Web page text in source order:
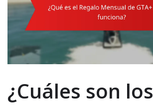
¿Cuáles son los